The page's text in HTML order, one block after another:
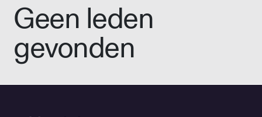
Geen leden
gevonden